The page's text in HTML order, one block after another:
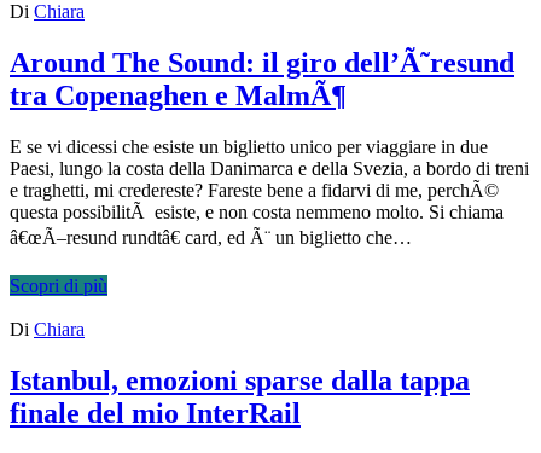
Di Chiara
Around The Sound: il giro dell’Ã˜resund
tra Copenaghen e MalmÃ¶
E se vi dicessi che esiste un biglietto unico per viaggiare in due
Paesi, lungo la costa della Danimarca e della Svezia, a bordo di treni
e traghetti, mi credereste? Fareste bene a fidarvi di me, perchÃ©
questa possibilitÃ esiste, e non costa nemmeno molto. Si chiama
â€œÃ–resund rundtâ€ card, ed Ã¨ un biglietto che…
Scopri di più
Di Chiara
Istanbul, emozioni sparse dalla tappa
finale del mio InterRail